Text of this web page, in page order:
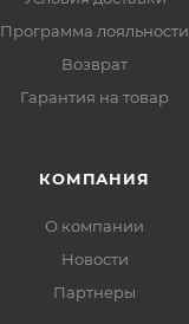
Программа лояльности
Возврат
Гарантия на товар
КОМПАНИЯ
О компании
Новости
Партнеры